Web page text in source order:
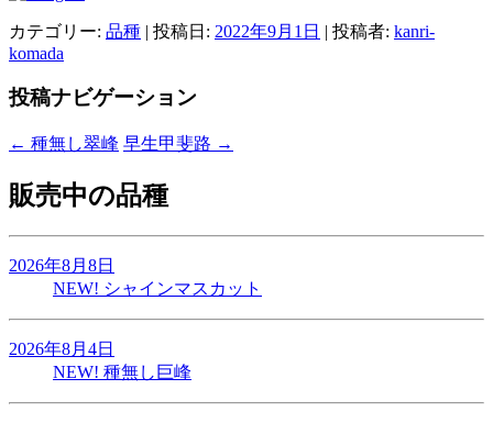
カテゴリー: 品種 | 投稿日: 2022年9月1日 | 投稿者: kanri-
komada
投稿ナビゲーション
← 種無し翠峰 早生甲斐路 →
販売中の品種
2026年8月8日
NEW! シャインマスカット
2026年8月4日
NEW! 種無し巨峰